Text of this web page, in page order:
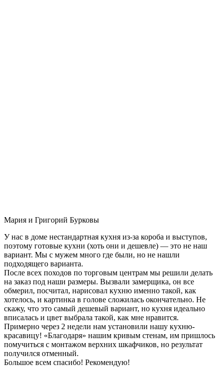
Мария и Григорий Бурковы
У нас в доме нестандартная кухня из-за короба и выступов,
поэтому готовые кухни (хоть они и дешевле) — это не наш
вариант. Мы с мужем много где были, но не нашли
подходящего варианта.
После всех походов по торговым центрам мы решили делать
на заказ под наши размеры. Вызвали замерщика, он все
обмерил, посчитал, нарисовал кухню именно такой, как
хотелось, и картинка в голове сложилась окончательно. Не
скажу, что это самый дешевый вариант, но кухня идеально
вписалась и цвет выбрала такой, как мне нравится.
Примерно через 2 недели нам установили нашу кухню-
красавицу! «Благодаря» нашим кривым стенам, им пришлось
помучиться с монтажом верхних шкафчиков, но результат
получился отменный.
Большое всем спасибо! Рекомендую!